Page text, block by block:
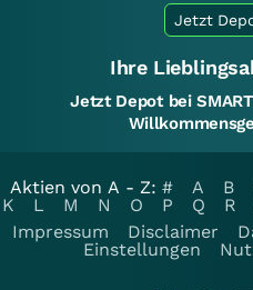
Jetzt
Ihre
Jetzt Depot bei
Aktien von A - Z: # A B
K
L M N O P Q R
Impressum
Disclaimer
Einstellungen